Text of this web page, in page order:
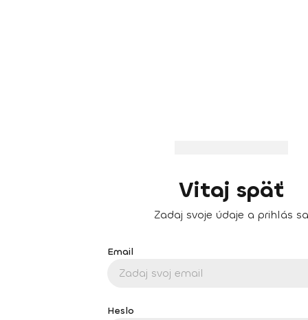
Vitaj späť
Zadaj svoje údaje a prihlás sa
Email
Heslo